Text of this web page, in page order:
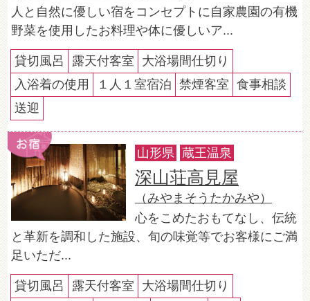
人と自然に優しい宿をコンセプトに自家農園の有機
野菜を使用したお料理や体に優しいア...
貸切風呂 露天付客室
大浴場間仕切り
入浴着の使用
１人１室宿泊 禁煙客室
食事相談
送迎
山形県 蔵王温泉
深山荘高見屋
（みやまそうたかみや）
心をこめたおもてなし、伝統
と革新を調和した施設、旬の味覚等でお客様にご満
足いただ...
貸切風呂 露天付客室 大浴場間仕切り